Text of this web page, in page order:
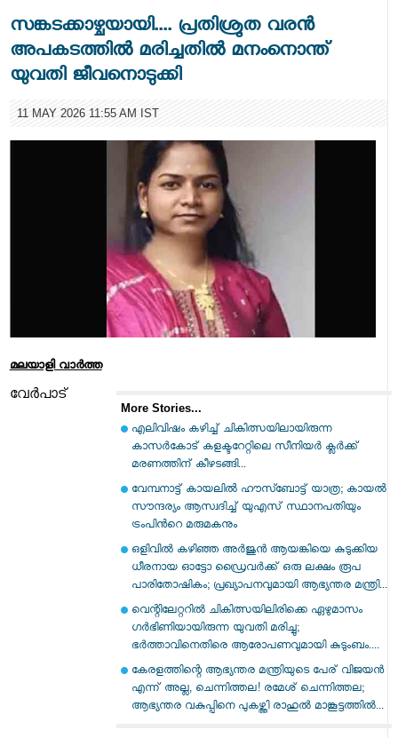
സങ്കടക്കാഴ്ചയായി.... പ്രതിശ്രുത വരൻ
അപകടത്തിൽ മരിച്ചതിൽ മനംനൊന്ത്
യുവതി ജീവനൊടുക്കി
11 MAY 2026 11:55 AM IST
മലയാളി വാര്‍ത്ത
More Stories...
എലിവിഷം കഴിച്ച് ചികിത്സയിലായിരുന്ന
കാസർകോട് കളക്ടറേറ്റിലെ സീനിയർ ക്ലർക്ക്
മരണത്തിന് കീഴടങ്ങി...
വേമ്പനാട്ട് കായലില്‍ ഹൗസ്ബോട്ട് യാത്ര; കായല്‍
സൗന്ദര്യം ആസ്വദിച്ച് യുഎസ് സ്ഥാനപതിയും
ട്രംപിന്‍റെ മരുമകനും
ഒളിവിൽ കഴിഞ്ഞ അർജുൻ ആയങ്കിയെ കുടുക്കിയ
ധീരനായ ഓട്ടോ ഡ്രൈവർക്ക് ഒരു ലക്ഷം രൂപ
പാരിതോഷികം; പ്രഖ്യാപനവുമായി ആഭ്യന്തര മന്ത്രി...
വെന്റിലേറ്ററിൽ ചികിത്സയിലിരിക്കെ ഏഴുമാസം
ഗർഭിണിയായിരുന്ന യുവതി മരിച്ചു;
ഭർത്താവിനെതിരെ ആരോപണവുമായി കുടുംബം....
കേരളത്തിന്റെ ആഭ്യന്തര മന്ത്രിയുടെ പേര് വിജയൻ
എന്ന് അല്ല, ചെന്നിത്തല! രമേശ് ചെന്നിത്തല;
ആഭ്യന്തര വകുപ്പിനെ പുകഴ്ത്തി രാഹുൽ മാങ്കൂട്ടത്തിൽ...
വേർപാട്